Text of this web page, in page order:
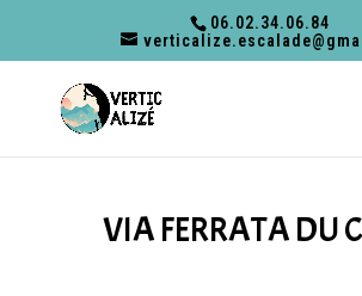
06.02.34.06.84
VIA FERRATA DU